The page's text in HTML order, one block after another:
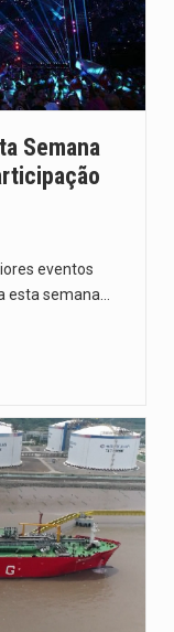
Segundo as autoridades canadianas, mais de 200 incêndios florestais continuam…
De acordo com as autoridades de saúde da Faixa de…
Cover photo suggestion (in English): A police officer outside a…
Semana
eventos
esta semana…